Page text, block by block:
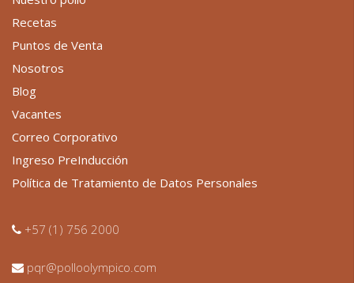
Recetas
Puntos de Venta
Nosotros
Blog
Vacantes
Correo Corporativo
Ingreso PreInducción
Política de Tratamiento de Datos Personales
+57 (1) 756 2000
pqr@polloolympico.com